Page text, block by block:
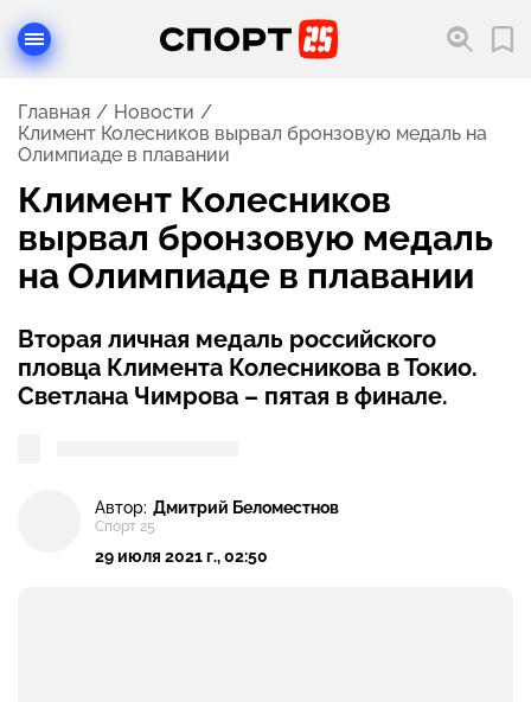
Главная
Новости
Климент Колесников вырвал бронзовую медаль на
Олимпиаде в плавании
Климент Колесников
вырвал бронзовую медаль
на Олимпиаде в плавании
Вторая личная медаль российского
пловца Климента Колесникова в Токио.
Светлана Чимрова – пятая в финале.
Автор: Дмитрий Беломестнов
Спорт 25
29 июля 2021 г., 02:50